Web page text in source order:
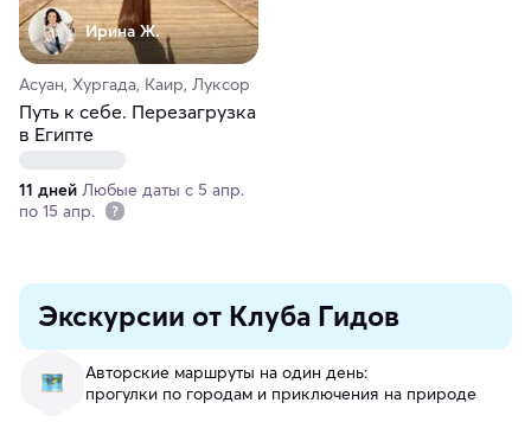
Ирина Ж.
Асуан, Хургада, Каир, Луксор
Путь к себе. Перезагрузка
в Египте
11 дней Любые даты с 5 апр.
по 15 апр.
Экскурсии от Клуба Гидов
Авторские маршруты на один день:
прогулки по городам и приключения на природе